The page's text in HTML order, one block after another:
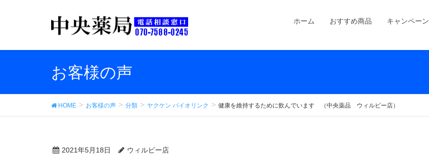
ホーム おすすめ商品 キャンペーン
お客様の声
HOME お客様の声 分類 ヤクケン バイオリンク 健康を維持するために飲んでいます （中央薬品 ウィルビー店）
2021年5月18日 ウィルビー店